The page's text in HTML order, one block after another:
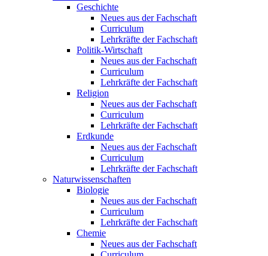
Geschichte
Neues aus der Fachschaft
Curriculum
Lehrkräfte der Fachschaft
Politik-Wirtschaft
Neues aus der Fachschaft
Curriculum
Lehrkräfte der Fachschaft
Religion
Neues aus der Fachschaft
Curriculum
Lehrkräfte der Fachschaft
Erdkunde
Neues aus der Fachschaft
Curriculum
Lehrkräfte der Fachschaft
Naturwissenschaften
Biologie
Neues aus der Fachschaft
Curriculum
Lehrkräfte der Fachschaft
Chemie
Neues aus der Fachschaft